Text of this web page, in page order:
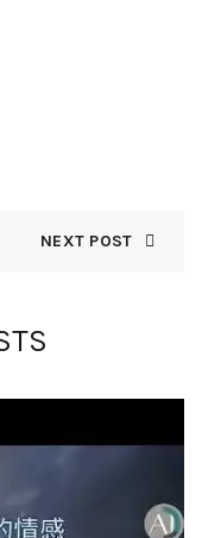
NEXT POST